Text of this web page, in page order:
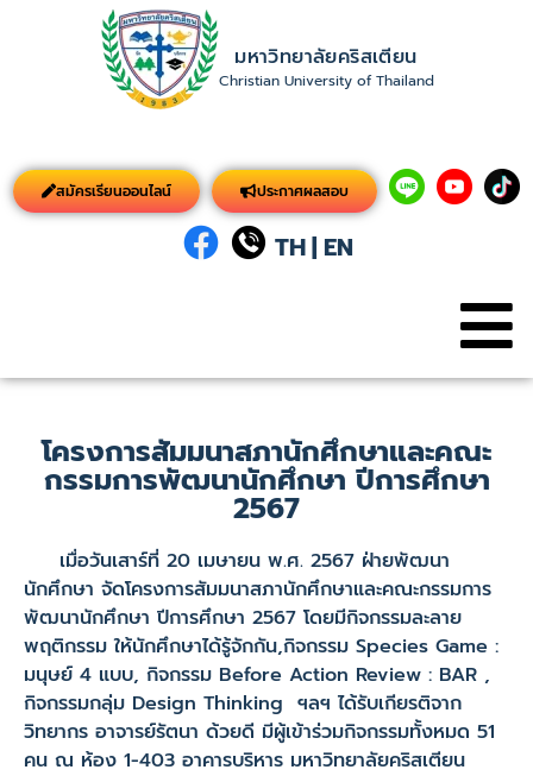
มหาวิทยาลัยคริสเตียน
Christian University of Thailand
สมัครเรียนออนไลน์ ประกาศผลสอบ
TH| EN
โครงการสัมมนาสภานักศึกษาและคณะ
กรรมการพัฒนานักศึกษา ปีการศึกษา
2567
เมื่อวันเสาร์ที่ 20 เมษายน พ.ศ. 2567 ฝ่ายพัฒนา
นักศึกษา จัดโครงการสัมมนาสภานักศึกษาและคณะกรรมการ
พัฒนานักศึกษา ปีการศึกษา 2567 โดยมีกิจกรรมละลาย
พฤติกรรม ให้นักศึกษาได้รู้จักกัน,กิจกรรม Species Game :
มนุษย์ 4 แบบ, กิจกรรม Before Action Review : BAR ,
กิจกรรมกลุ่ม Design Thinking ฯลฯ ได้รับเกียรติจาก
วิทยากร อาจารย์รัตนา ด้วยดี มีผู้เข้าร่วมกิจกรรมทั้งหมด 51
คน ณ ห้อง 1-403 อาคารบริหาร มหาวิทยาลัยคริสเตียน